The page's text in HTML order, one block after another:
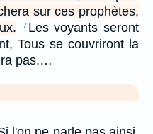
sur ces prophètes,
7 Les voyants seront
Tous se couvriront la
pas.…